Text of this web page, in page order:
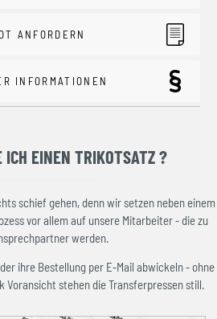
ANFORDERN
INFORMATIONEN
EINEN TRIKOTSATZ ?
schief gehen, denn wir setzen neben einem
vor allem auf unsere Mitarbeiter - die zu
werden.
ihre Bestellung per E-Mail abwickeln - ohne
Voransicht stehen die Transferpressen still.